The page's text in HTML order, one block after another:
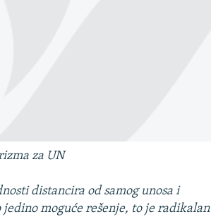
za UN
distancira od samog unosa i
jedino moguće rešenje, to je radikalan